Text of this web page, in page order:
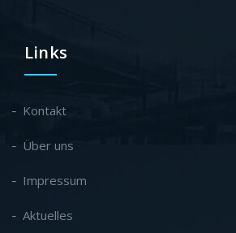
Links
Kontakt
Über uns
Impressum
Aktuelles